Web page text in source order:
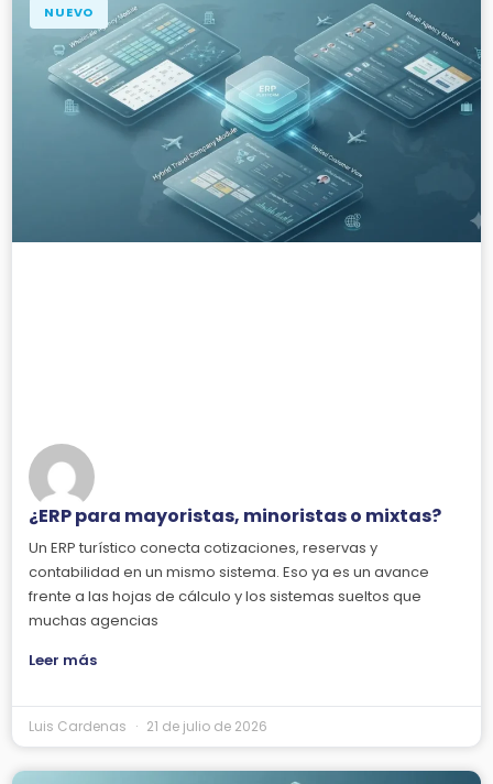
NUEVO
¿ERP para mayoristas, minoristas o mixtas?
Un ERP turístico conecta cotizaciones, reservas y
contabilidad en un mismo sistema. Eso ya es un avance
frente a las hojas de cálculo y los sistemas sueltos que
muchas agencias
Leer más
Luis Cardenas 21 de julio de 2026